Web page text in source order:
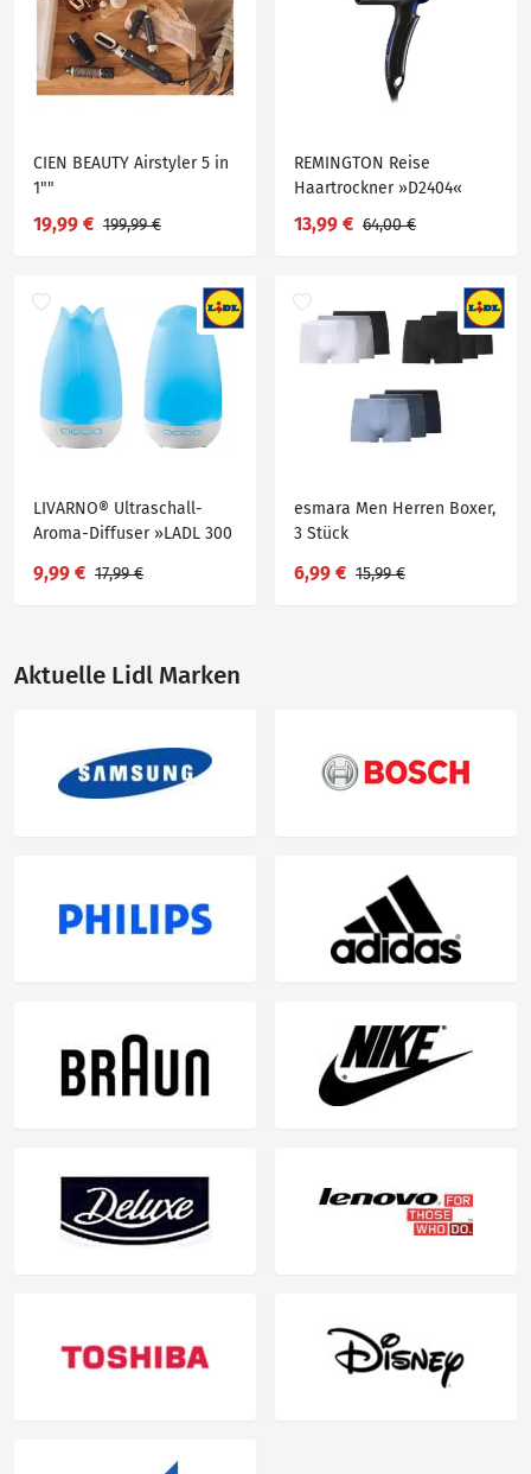
CIEN BEAUTY Airstyler 5 in
1""
19,99 € 199,99 €
REMINGTON Reise
Haartrockner »D2404«
13,99 € 64,00 €
LIVARNO® Ultraschall-
Aroma-Diffuser »LADL 300
9,99 € 17,99 €
esmara Men Herren Boxer,
3 Stück
6,99 € 15,99 €
Aktuelle Lidl Marken